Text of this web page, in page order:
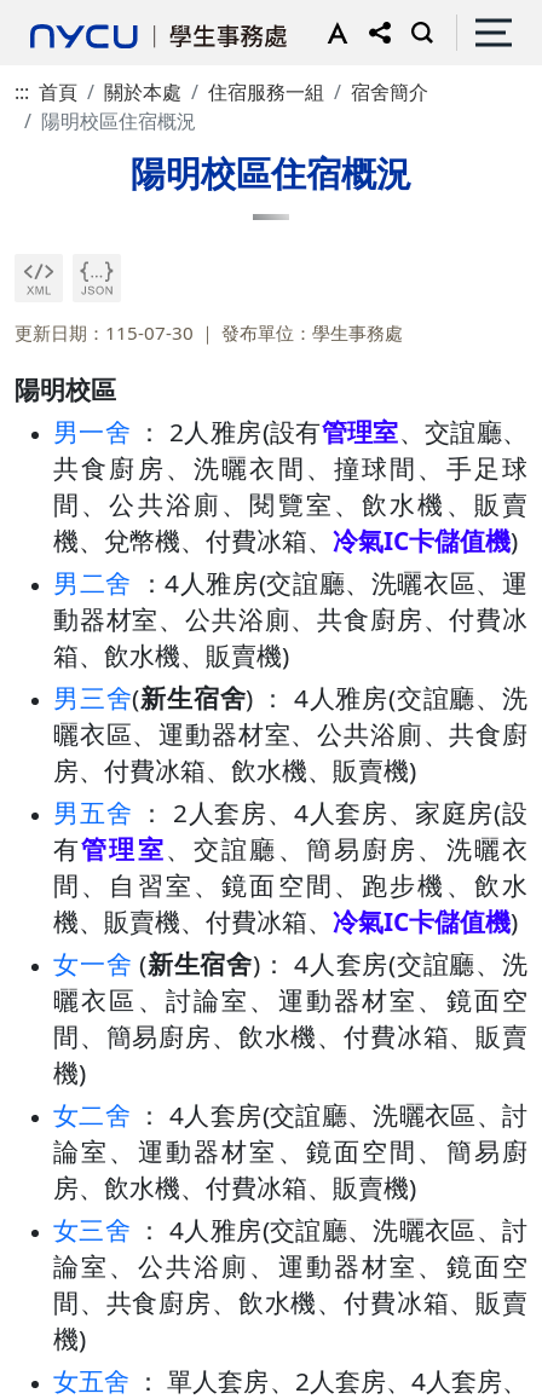
::: 首頁 關於本處 住宿服務一組
宿舍簡介
陽明校區住宿概況
陽明校區住宿概況
更新日期：115-07-30 發布單位：學生事務處
陽明校區
男一舍 ： 2人雅房(設有管理室、交誼廳、
共食廚房、洗曬衣間、撞球間、手足球
間、公共浴廁、閱覽室、飲水機、販賣
機、兌幣機、付費冰箱、 冷氣IC卡儲值機)
男二舍 ：4人雅房(交誼廳、洗曬衣區、運
動器材室、公共浴廁、共食廚房、付費冰
箱、飲水機、販賣機)
男三舍(新生宿舍) ： 4人雅房(交誼廳、洗
曬衣區、運動器材室、公共浴廁、共食廚
房、付費冰箱、飲水機、販賣機)
男五舍 ： 2人套房、4人套房、家庭房(設
有管理室、交誼廳、簡易廚房、洗曬衣
間、自習室、鏡面空間、跑步機、飲水
機、販賣機、付費冰箱、 冷氣IC卡儲值機)
女一舍 (新生宿舍)： 4人套房(交誼廳、洗
曬衣區、討論室、運動器材室、鏡面空
間、簡易廚房、飲水機、付費冰箱、販賣
機)
女二舍 ： 4人套房(交誼廳、洗曬衣區、討
論室、運動器材室、鏡面空間、簡易廚
房、飲水機、付費冰箱、販賣機)
女三舍 ： 4人雅房(交誼廳、洗曬衣區、討
論室、公共浴廁、運動器材室、鏡面空
間、共食廚房、飲水機、付費冰箱、販賣
機)
女五舍 ： 單人套房、2人套房、4人套房、